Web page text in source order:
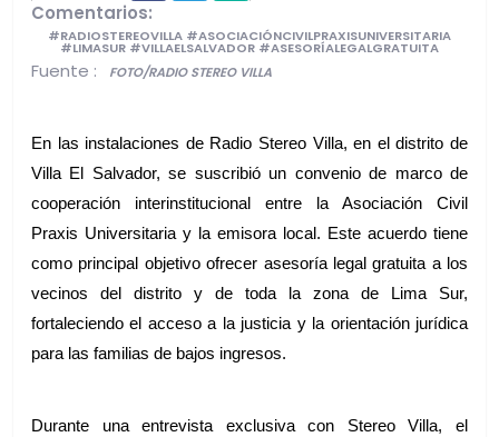
Comentarios:
#RADIOSTEREOVILLA #ASOCIACIÓNCIVILPRAXISUNIVERSITARIA
#LIMASUR #VILLAELSALVADOR #ASESORÍALEGALGRATUITA
Fuente : FOTO/RADIO STEREO VILLA
En las instalaciones de Radio Stereo Villa, en el distrito de
Villa El Salvador, se suscribió un convenio de marco de
cooperación interinstitucional entre la Asociación Civil
Praxis Universitaria y la emisora local. Este acuerdo tiene
como principal objetivo ofrecer asesoría legal gratuita a los
vecinos del distrito y de toda la zona de Lima Sur,
fortaleciendo el acceso a la justicia y la orientación jurídica
para las familias de bajos ingresos.
Durante una entrevista exclusiva con Stereo Villa, el